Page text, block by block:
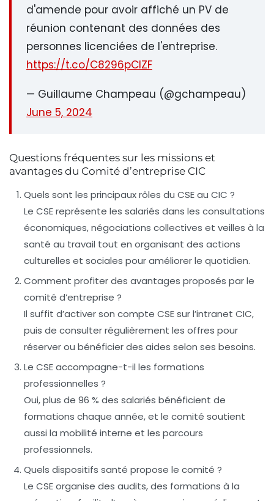
d'amende pour avoir affiché un PV de
réunion contenant des données des
personnes licenciées de l'entreprise.
https://t.co/C8296pClZF
— Guillaume Champeau (@gchampeau)
June 5, 2024
Questions fréquentes sur les missions et
avantages du Comité d’entreprise CIC
Quels sont les principaux rôles du CSE au CIC ?
Le CSE représente les salariés dans les consultations
économiques, négociations collectives et veilles à la
santé au travail tout en organisant des actions
culturelles et sociales pour améliorer le quotidien.
Comment profiter des avantages proposés par le
comité d’entreprise ?
Il suffit d’activer son compte CSE sur l’intranet CIC,
puis de consulter régulièrement les offres pour
réserver ou bénéficier des aides selon ses besoins.
Le CSE accompagne-t-il les formations
professionnelles ?
Oui, plus de 96 % des salariés bénéficient de
formations chaque année, et le comité soutient
aussi la mobilité interne et les parcours
professionnels.
Quels dispositifs santé propose le comité ?
Le CSE organise des audits, des formations à la